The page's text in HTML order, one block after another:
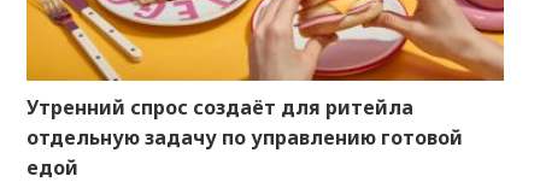
Утренний спрос создаёт для ритейла
отдельную задачу по управлению готовой
едой